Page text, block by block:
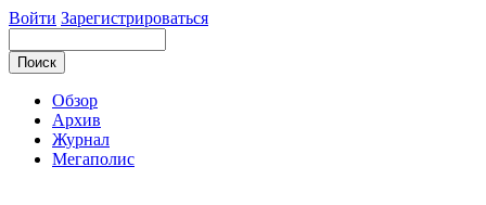
Войти Зарегистрироваться
Обзор
Архив
Журнал
Мегаполис